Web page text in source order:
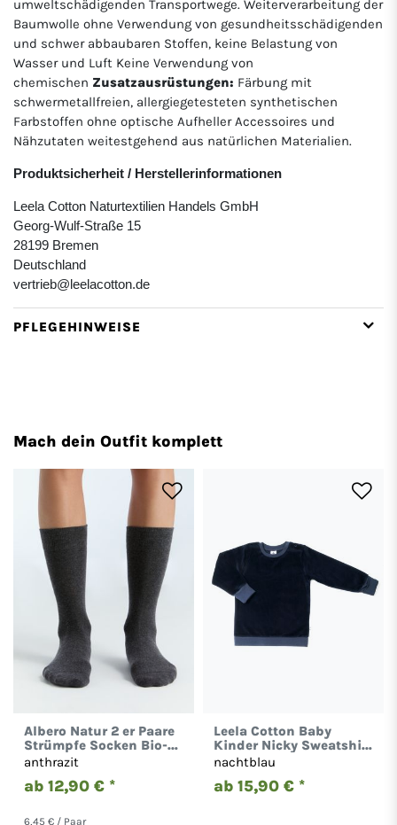
umweltschädigenden Transportwege. Weiterverarbeitung der
Baumwolle ohne Verwendung von gesundheitsschädigenden
und schwer abbaubaren Stoffen, keine Belastung von
Wasser und Luft Keine Verwendung von
chemischen Zusatzausrüstungen: Färbung mit
schwermetallfreien, allergiegetesteten synthetischen
Farbstoffen ohne optische Aufheller Accessoires und
Nähzutaten weitestgehend aus natürlichen Materialien.
Produktsicherheit / Herstellerinformationen
Leela Cotton Naturtextilien Handels GmbH
Georg-Wulf-Straße 15
28199 Bremen
Deutschland
vertrieb@leelacotton.de
PFLEGEHINWEISE
Mach dein Outfit komplett
Albero Natur 2 er Paare
Strümpfe Socken Bio-
Baumwolle Damen
anthrazit
ab 12,90 € *
6,45 € / Paar
Leela Cotton Baby
Kinder Nicky Sweatshirt
Bio-Baumwolle 2477
nachtblau
ab 15,90 € *